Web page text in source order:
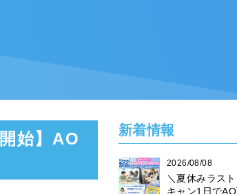
始】AO
新着情報
2026/08/08
＼夏休みラス
キャン1日で